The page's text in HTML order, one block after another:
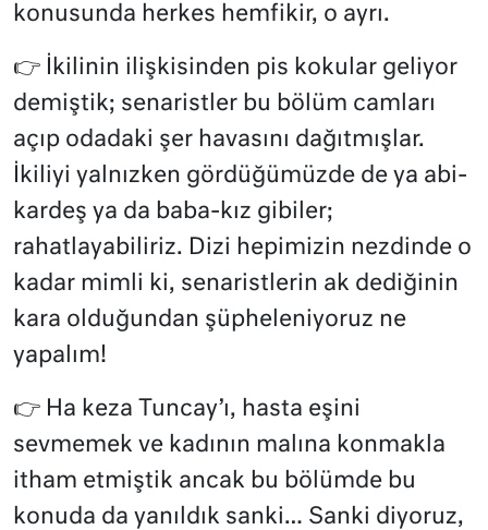
konusunda herkes hemfikir, o ayrı.
👉 İkilinin ilişkisinden pis kokular geliyor
demiştik; senaristler bu bölüm camları
açıp odadaki şer havasını dağıtmışlar.
İkiliyi yalnızken gördüğümüzde de ya abi-
kardeş ya da baba-kız gibiler;
rahatlayabiliriz. Dizi hepimizin nezdinde o
kadar mimli ki, senaristlerin ak dediğinin
kara olduğundan şüpheleniyoruz ne
yapalım!
👉 Ha keza Tuncay’ı, hasta eşini
sevmemek ve kadının malına konmakla
itham etmiştik ancak bu bölümde bu
konuda da yanıldık sanki… Sanki diyoruz,